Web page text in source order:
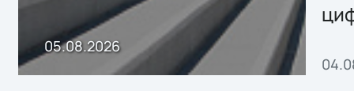
05.08.2026